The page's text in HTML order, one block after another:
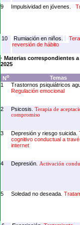
9 Impulsividad en jóvenes.
10 Rumiación en niños.
reversión de hábito
· Materias correspondientes
2025
No
Temas
1
Trastornos psiquiátricos
Regulación emocional
2 Psicosis
Terapia de
compromiso
3 Depresión y riesgo suicida
cognitivo conductual a
internet
4 Depresión Activación
5 Soledad no deseada